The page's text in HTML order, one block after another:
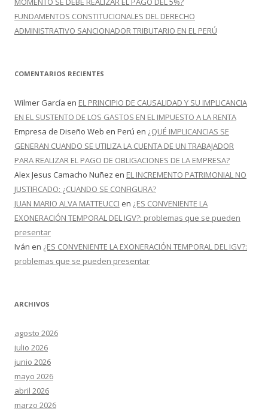
FUNDAMENTOS CONSTITUCIONALES DEL DERECHO
ADMINISTRATIVO SANCIONADOR TRIBUTARIO EN EL PERÚ
COMENTARIOS RECIENTES
Wilmer García en EL PRINCIPIO DE CAUSALIDAD Y SU IMPLICANCIA
EN EL SUSTENTO DE LOS GASTOS EN EL IMPUESTO A LA RENTA
Empresa de Diseño Web en Perú en ¿QUÉ IMPLICANCIAS SE
GENERAN CUANDO SE UTILIZA LA CUENTA DE UN TRABAJADOR
PARA REALIZAR EL PAGO DE OBLIGACIONES DE LA EMPRESA?
Alex Jesus Camacho Nuñez en EL INCREMENTO PATRIMONIAL NO
JUSTIFICADO: ¿CUANDO SE CONFIGURA?
JUAN MARIO ALVA MATTEUCCI en ¿ES CONVENIENTE LA
EXONERACIÓN TEMPORAL DEL IGV?: problemas que se pueden
presentar
Iván en ¿ES CONVENIENTE LA EXONERACIÓN TEMPORAL DEL IGV?:
problemas que se pueden presentar
ARCHIVOS
agosto 2026
julio 2026
junio 2026
mayo 2026
abril 2026
marzo 2026